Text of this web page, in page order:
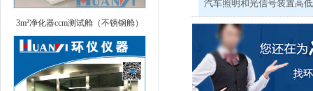
3m³净化器ccm测试舱（不锈钢舱）
汽车照明和光信号装置高